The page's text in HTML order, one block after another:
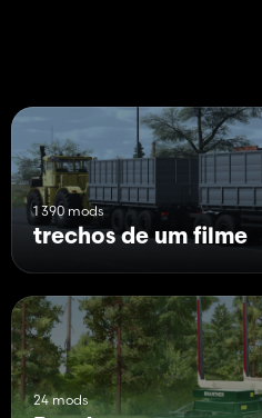
1 390 mods
trechos de um filme
24 mods